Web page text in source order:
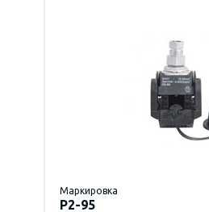
Маркировка
P2-95